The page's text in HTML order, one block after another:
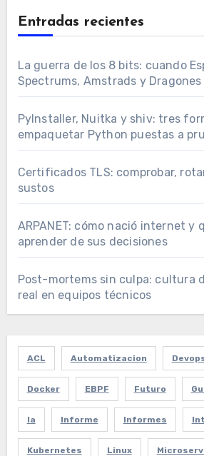
Entradas recientes
La guerra de los 8 bits: cuando
Spectrums, Amstrads y Dragones
PyInstaller, Nuitka y shiv: tres
empaquetar Python puestas a
Certificados TLS: comprobar,
sustos
ARPANET: cómo nació internet y
aprender de sus decisiones
Post-mortems sin culpa: cultura
real en equipos técnicos
ACL Automatizacion
Docker EBPF Futuro
Ia Informe Informes
Kubernetes Linux